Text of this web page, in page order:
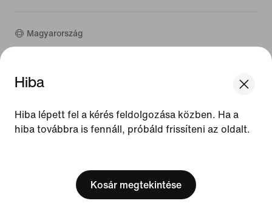
Hiba
Hiba lépett fel a kérés feldolgozása közben. Ha a
hiba továbbra is fennáll, próbáld frissíteni az oldalt.
Kosár megtekintése
Magyarország
©2026
Útmutatók
Értékesítési feltételek
Vállalat adatai